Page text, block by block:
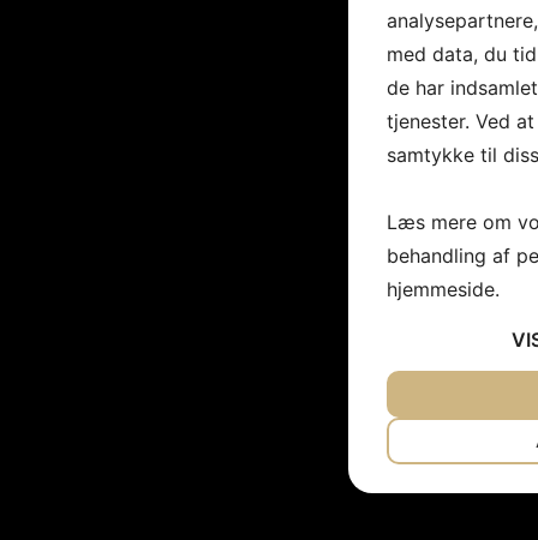
med data, du
de har
tjenester. Ved
samtykke til
Læs mere om
behandling af
hjemmeside.